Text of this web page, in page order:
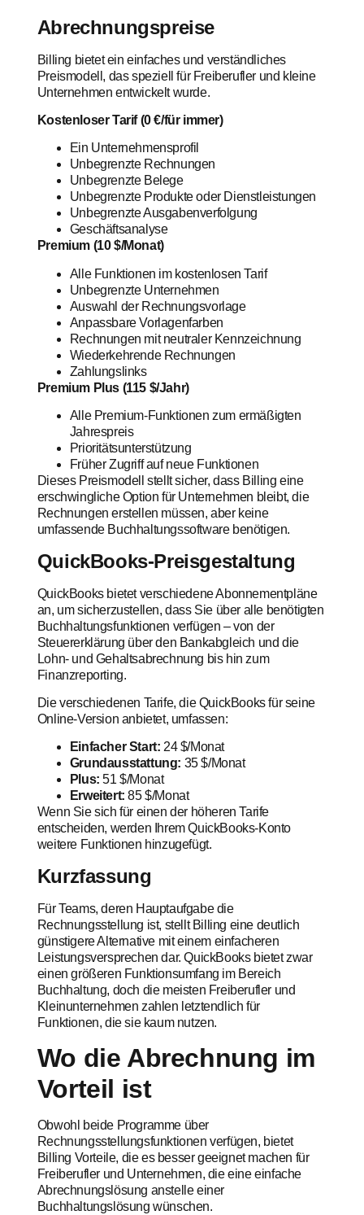
Abrechnungspreise
Billing bietet ein einfaches und verständliches
Preismodell, das speziell für Freiberufler und kleine
Unternehmen entwickelt wurde.
Kostenloser Tarif (0 €/für immer)
Ein Unternehmensprofil
Unbegrenzte Rechnungen
Unbegrenzte Belege
Unbegrenzte Produkte oder Dienstleistungen
Unbegrenzte Ausgabenverfolgung
Geschäftsanalyse
Premium (10 $/Monat)
Alle Funktionen im kostenlosen Tarif
Unbegrenzte Unternehmen
Auswahl der Rechnungsvorlage
Anpassbare Vorlagenfarben
Rechnungen mit neutraler Kennzeichnung
Wiederkehrende Rechnungen
Zahlungslinks
Premium Plus (115 $/Jahr)
Alle Premium-Funktionen zum ermäßigten
Jahrespreis
Prioritätsunterstützung
Früher Zugriff auf neue Funktionen
Dieses Preismodell stellt sicher, dass Billing eine
erschwingliche Option für Unternehmen bleibt, die
Rechnungen erstellen müssen, aber keine
umfassende Buchhaltungssoftware benötigen.
QuickBooks-Preisgestaltung
QuickBooks bietet verschiedene Abonnementpläne
an, um sicherzustellen, dass Sie über alle benötigten
Buchhaltungsfunktionen verfügen – von der
Steuererklärung über den Bankabgleich und die
Lohn- und Gehaltsabrechnung bis hin zum
Finanzreporting.
Die verschiedenen Tarife, die QuickBooks für seine
Online-Version anbietet, umfassen:
Einfacher Start: 24 $/Monat
Grundausstattung: 35 $/Monat
Plus: 51 $/Monat
Erweitert: 85 $/Monat
Wenn Sie sich für einen der höheren Tarife
entscheiden, werden Ihrem QuickBooks-Konto
weitere Funktionen hinzugefügt.
Kurzfassung
Für Teams, deren Hauptaufgabe die
Rechnungsstellung ist, stellt Billing eine deutlich
günstigere Alternative mit einem einfacheren
Leistungsversprechen dar. QuickBooks bietet zwar
einen größeren Funktionsumfang im Bereich
Buchhaltung, doch die meisten Freiberufler und
Kleinunternehmen zahlen letztendlich für
Funktionen, die sie kaum nutzen.
Wo die Abrechnung im
Vorteil ist
Obwohl beide Programme über
Rechnungsstellungsfunktionen verfügen, bietet
Billing Vorteile, die es besser geeignet machen für
Freiberufler und Unternehmen, die eine einfache
Abrechnungslösung anstelle einer
Buchhaltungslösung wünschen.